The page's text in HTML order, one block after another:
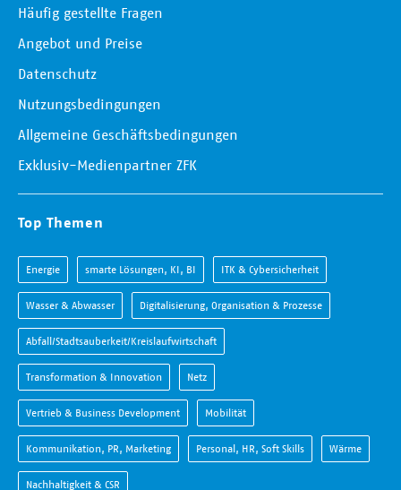
Häufig gestellte Fragen
Angebot und Preise
Datenschutz
Nutzungsbedingungen
Allgemeine Geschäftsbedingungen
Exklusiv-Medienpartner ZFK
Top Themen
Energie smarte Lösungen, KI, BI ITK & Cybersicherheit
Wasser & Abwasser Digitalisierung, Organisation & Prozesse
Abfall/Stadtsauberkeit/Kreislaufwirtschaft
Transformation & Innovation Netz
Vertrieb & Business Development Mobilität
Kommunikation, PR, Marketing Personal, HR, Soft Skills Wärme
Nachhaltigkeit & CSR